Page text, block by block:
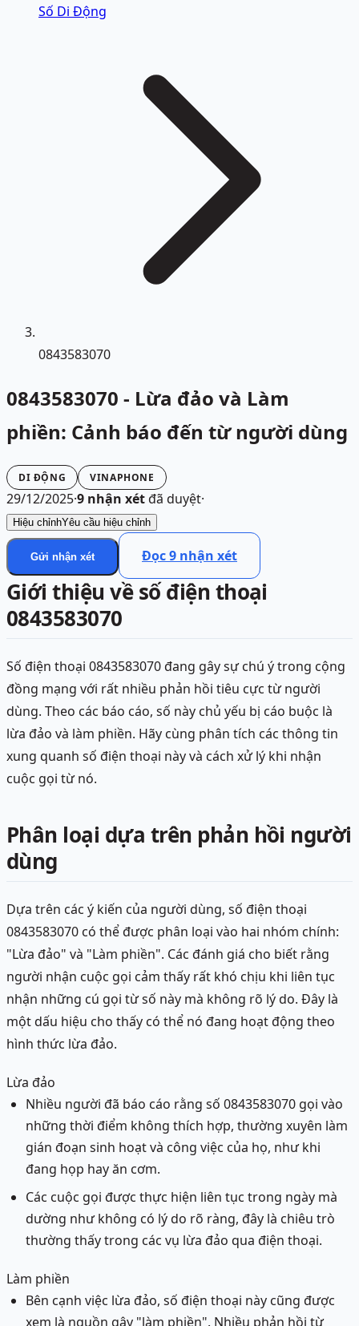
Số Di Động
0843583070
0843583070 - Lừa đảo và Làm
phiền: Cảnh báo đến từ người dùng
DI ĐỘNG VINAPHONE
29/12/2025·9 nhận xétđã duyệt·
Hiệu chỉnhYêu cầu hiệu chỉnh
Gửi nhận xét Đọc9 nhận xét
Giới thiệu về số điện thoại
0843583070
Số điện thoại 0843583070 đang gây sự chú ý trong cộng
đồng mạng với rất nhiều phản hồi tiêu cực từ người
dùng. Theo các báo cáo, số này chủ yếu bị cáo buộc là
lừa đảo và làm phiền. Hãy cùng phân tích các thông tin
xung quanh số điện thoại này và cách xử lý khi nhận
cuộc gọi từ nó.
Phân loại dựa trên phản hồi người
dùng
Dựa trên các ý kiến của người dùng, số điện thoại
0843583070 có thể được phân loại vào hai nhóm chính:
"Lừa đảo" và "Làm phiền". Các đánh giá cho biết rằng
người nhận cuộc gọi cảm thấy rất khó chịu khi liên tục
nhận những cú gọi từ số này mà không rõ lý do. Đây là
một dấu hiệu cho thấy có thể nó đang hoạt động theo
hình thức lừa đảo.
Lừa đảo
Nhiều người đã báo cáo rằng số 0843583070 gọi vào
những thời điểm không thích hợp, thường xuyên làm
gián đoạn sinh hoạt và công việc của họ, như khi
đang họp hay ăn cơm.
Các cuộc gọi được thực hiện liên tục trong ngày mà
dường như không có lý do rõ ràng, đây là chiêu trò
thường thấy trong các vụ lừa đảo qua điện thoại.
Làm phiền
Bên cạnh việc lừa đảo, số điện thoại này cũng được
xem là nguồn gây "làm phiền". Nhiều phản hồi từ